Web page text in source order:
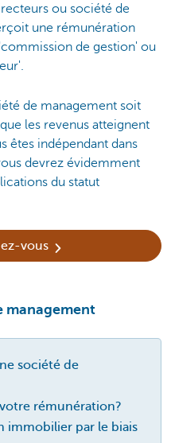
ou société de
une rémunération
de gestion' ou
de management soit
les revenus atteignent
êtes indépendant dans
devrez évidemment
du statut
vous
management
société de
rémunération?
immobilier par le biais